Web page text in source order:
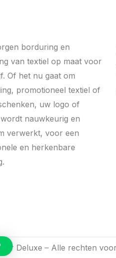
borduring en
van textiel op maat voor
Of het nu gaat om
promotioneel textiel of
uw logo of
nauwkeurig en
verwerkt, voor een
en herkenbare
Deluxe – Alle rechten